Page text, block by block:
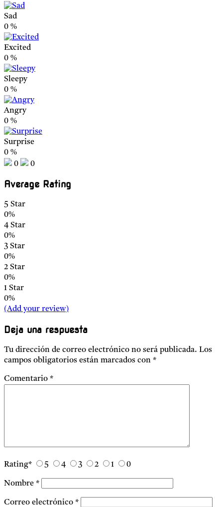
Sad
0 %
Excited
0 %
Sleepy
0 %
Angry
0 %
Surprise
0 %
0
0
Average Rating
5 Star
0%
4 Star
0%
3 Star
0%
2 Star
0%
1 Star
0%
(Add your review)
Deja una respuesta
Tu dirección de correo electrónico no será publicada. Los
campos obligatorios están marcados con *
Comentario *
Rating* 5 4 3 2 1 0
Nombre *
Correo electrónico *